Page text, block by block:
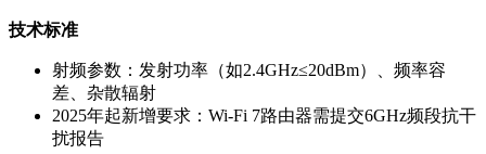
技术标准
射频参数：发射功率（如2.4GHz≤20dBm）、频率容
差、杂散辐射
2025年起新增要求：Wi-Fi 7路由器需提交6GHz频段抗干
扰报告